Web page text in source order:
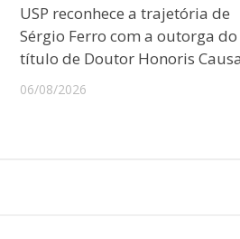
USP reconhece a trajetória de
Sérgio Ferro com a outorga do
título de Doutor Honoris
06/08/2026